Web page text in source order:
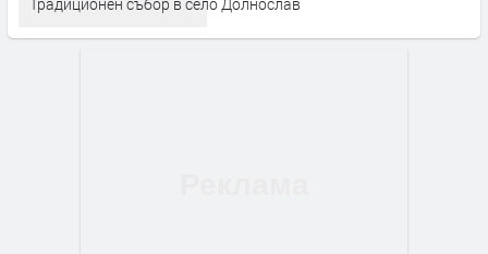
Традиционен събор в село Долнослав